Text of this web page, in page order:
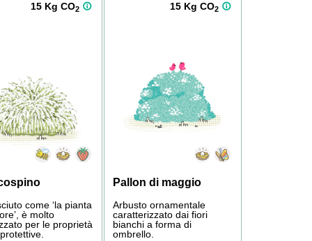
15 Kg CO2
come ‘la pianta
è molto
per le proprietà
15 Kg CO2
Pallon di maggio
Arbusto ornamentale
caratterizzato dai fiori
bianchi a forma di
ombrello.